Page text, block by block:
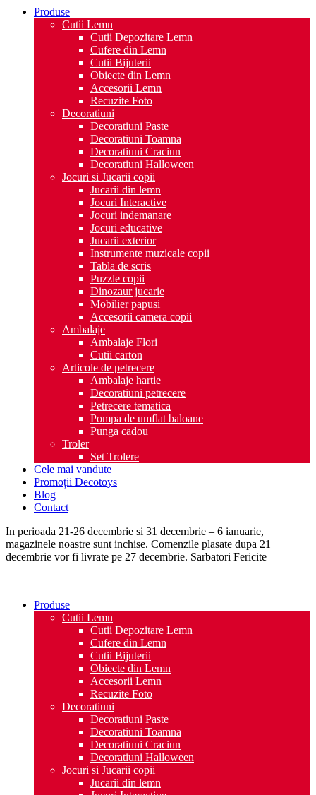
Produse
Cutii Lemn
Cutii Depozitare Lemn
Cufere din Lemn
Cutii Bijuterii
Obiecte din Lemn
Accesorii Lemn
Recuzite Foto
Decoratiuni
Decoratiuni Paste
Decoratiuni Toamna
Decoratiuni Craciun
Decoratiuni Halloween
Jocuri si Jucarii copii
Jucarii din lemn
Jocuri Interactive
Jocuri indemanare
Jocuri educative
Jucarii exterior
Instrumente muzicale copii
Tabla de scris
Puzzle copii
Dinozaur jucarie
Mobilier papusi
Accesorii camera copii
Ambalaje
Ambalaje Flori
Cutii carton
Articole de petrecere
Ambalaje hartie
Decoratiuni petrecere
Petrecere tematica
Pompa de umflat baloane
Punga cadou
Troler
Set Trolere
Cele mai vandute
Promoții Decotoys
Blog
Contact
In perioada 21-26 decembrie si 31 decembrie – 6 ianuarie,
magazinele noastre sunt inchise. Comenzile plasate dupa 21
decembrie vor fi livrate pe 27 decembrie. Sarbatori Fericite
Produse
Cutii Lemn
Cutii Depozitare Lemn
Cufere din Lemn
Cutii Bijuterii
Obiecte din Lemn
Accesorii Lemn
Recuzite Foto
Decoratiuni
Decoratiuni Paste
Decoratiuni Toamna
Decoratiuni Craciun
Decoratiuni Halloween
Jocuri si Jucarii copii
Jucarii din lemn